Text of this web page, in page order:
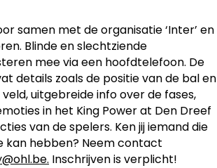
samen met de organisatie ‘Inter’ en
Blinde en slechtziende
mee via een hoofdtelefoon. De
details zoals de positie van de bal en
uitgebreide info over de fases,
in het King Power at Den Dreef
van de spelers. Ken jij iemand die
kan hebben? Neem contact
Inschrijven is verplicht!